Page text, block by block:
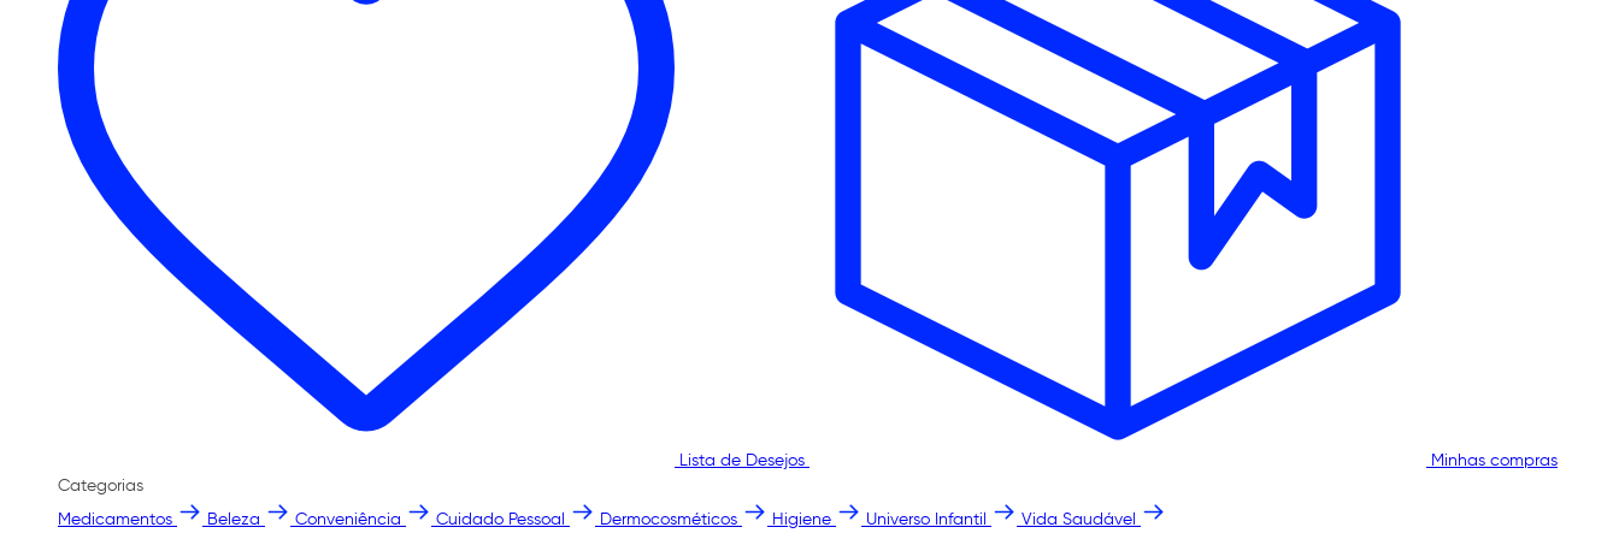
Lista de Desejos
Minhas compras
Categorias
Medicamentos
Beleza Conveniência Cuidado Pessoal Dermocosméticos Higiene Universo Infantil Vida Saudável